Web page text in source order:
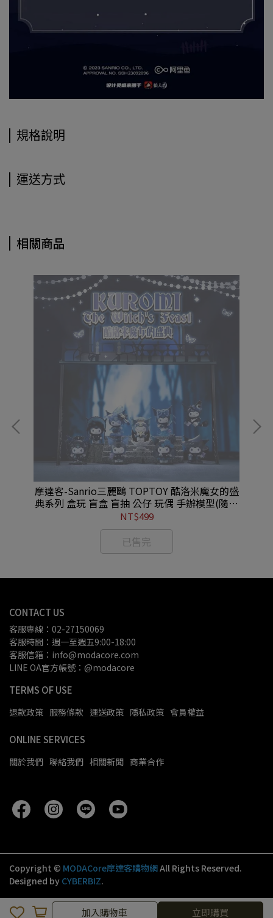
加入購物車 立即購買
規格說明
運送方式
相關商品
摩達客-Sanrio三麗鷗 TOPTOY 酷洛米魔女的盛
典系列 盒玩 盲盒 盲抽 公仔 玩偶 手辦模型(隨機
單盒入) #YC252001002
NT$499
已售完
CONTACT US
客服專線：02-27150069
客服時間：週一至週五9:00-18:00
客服信箱：info@modacore.com
LINE OA官方帳號：@modacore
TERMS OF USE
退款政策 服務條款 運送政策 隱私政策 會員權益
ONLINE SERVICES
關於我們 聯絡我們 相關新聞 商業合作
Copyright © MODACore摩達客購物網All Rights Reserved.
Designed by CYBERBIZ.